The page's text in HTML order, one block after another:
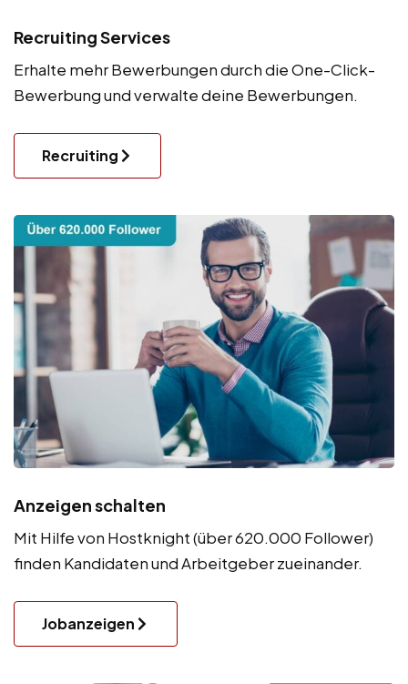
Recruiting Services
Erhalte mehr Bewerbungen durch die One-Click-
Bewerbung und verwalte deine Bewerbungen.
Recruiting
Anzeigen schalten
Mit Hilfe von Hostknight (über 620.000 Follower)
finden Kandidaten und Arbeitgeber zueinander.
Jobanzeigen